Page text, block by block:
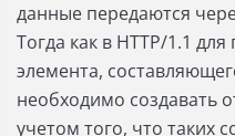
данные передаются
Тогда как в HTTP/1.1
элемента,
необходимо создавать
учетом того, что таких